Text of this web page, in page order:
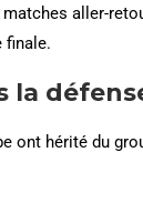
aller-
finale.
la
ont hérité du